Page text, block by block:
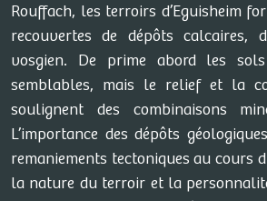
Rouffach, les terroirs d’Eguisheim
recouvertes de dépôts calcaires,
vosgien. De prime abord les
semblables, mais le relief et la
soulignent des combinaisons
L’importance des dépôts
remaniements tectoniques au cours
la nature du terroir et la